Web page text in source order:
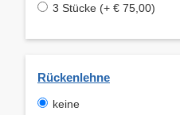
3 Stücke (+ € 75,00)
Rückenlehne
keine